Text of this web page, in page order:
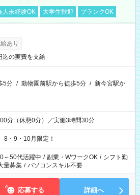
人未経験OK 大学生歓迎 ブランクOK
あり
迄の実費を支給
5分 / 動物園前駅から徒歩5分 / 新今宮駅か
分（休憩0分）／実働3時間30分
9・10月限定！
～50代活躍中 / 副業・WワークOK / シフト勤
量募集 / パソコンスキル不要
応募する 詳細へ